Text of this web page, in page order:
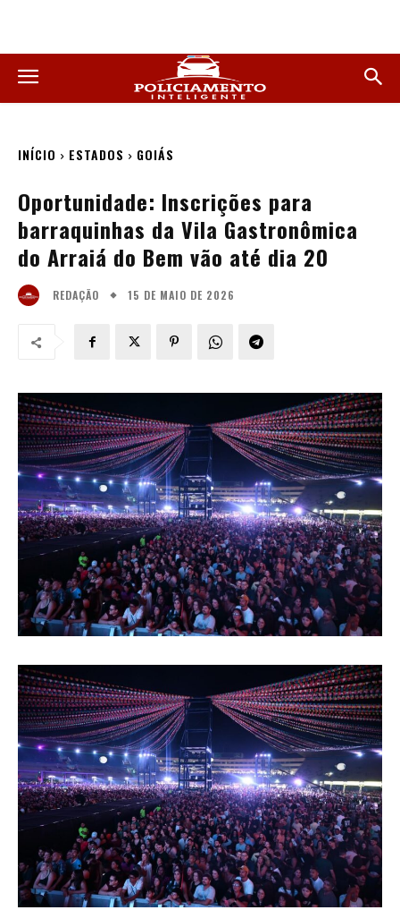
INÍCIO ESTADOS GOIÁS
Oportunidade: Inscrições para
barraquinhas da Vila Gastronômica
do Arraiá do Bem vão até dia 20
REDAÇÃO 15 DE MAIO DE 2026